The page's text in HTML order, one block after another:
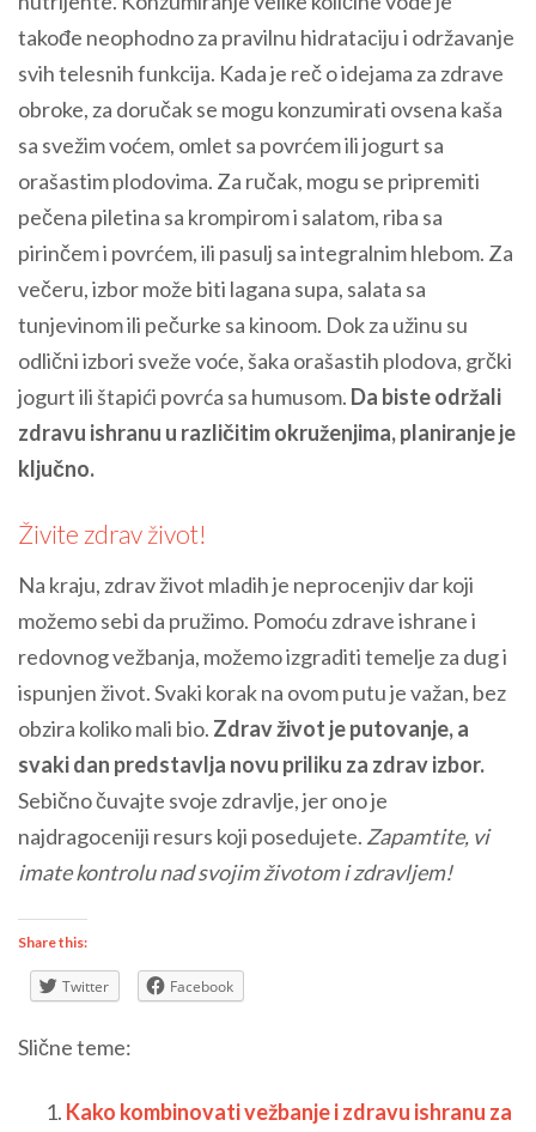
takođe neophodno za pravilnu hidrataciju i održavanje
svih telesnih funkcija. Kada je reč o idejama za zdrave
obroke, za doručak se mogu konzumirati ovsena kaša
sa svežim voćem, omlet sa povrćem ili jogurt sa
orašastim plodovima. Za ručak, mogu se pripremiti
pečena piletina sa krompirom i salatom, riba sa
pirinčem i povrćem, ili pasulj sa integralnim hlebom. Za
večeru, izbor može biti lagana supa, salata sa
tunjevinom ili pečurke sa kinoom. Dok za užinu su
odlični izbori sveže voće, šaka orašastih plodova, grčki
jogurt ili štapići povrća sa humusom. Da biste održali
zdravu ishranu u različitim okruženjima, planiranje je
ključno.
Živite zdrav život!
Na kraju, zdrav život mladih je neprocenjiv dar koji
možemo sebi da pružimo. Pomoću zdrave ishrane i
redovnog vežbanja, možemo izgraditi temelje za dug i
ispunjen život. Svaki korak na ovom putu je važan, bez
obzira koliko mali bio. Zdrav život je putovanje, a
svaki dan predstavlja novu priliku za zdrav izbor.
Sebično čuvajte svoje zdravlje, jer ono je
najdragoceniji resurs koji posedujete. Zapamtite, vi
imate kontrolu nad svojim životom i zdravljem!
Share this:
Twitter Facebook
Slične teme:
Kako kombinovati vežbanje i zdravu ishranu za